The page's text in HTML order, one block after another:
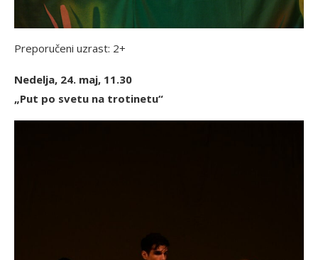
Preporučeni uzrast: 2+
Nedelja, 24. maj, 11.30
„Put po svetu na trotinetu“